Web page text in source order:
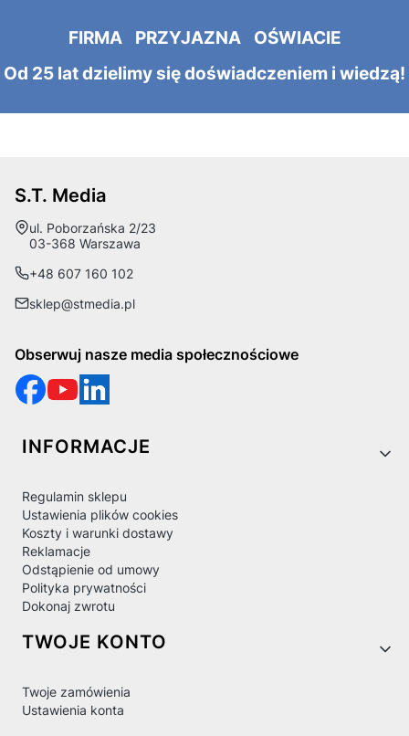
FIRMA PRZYJAZNA OŚWIACIE
Od 25 lat dzielimy się doświadczeniem i wiedzą!
S.T. Media
Adres:
ul. Poborzańska 2/23
03-368 Warszawa
+48 607 160 102
sklep@stmedia.pl
Obserwuj nasze media społecznościowe
Linki w stopce
INFORMACJE
Regulamin sklepu
Ustawienia plików cookies
Koszty i warunki dostawy
Reklamacje
Odstąpienie od umowy
Polityka prywatności
Dokonaj zwrotu
TWOJE KONTO
Twoje zamówienia
Ustawienia konta